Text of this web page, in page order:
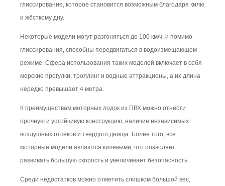
глиссирование, которое становится возможным благодаря килю
и жёсткому дну.
Некоторые модели могут разгоняться до 100 км/ч, и помимо
глиссирования, способны передвигаться в водоизмещающем
режиме. Сфера использования таких моделей включает в себя
морские прогулки, троллинг и водные аттракционы, а их длина
нередко превышает 4 метра.
К преимуществам моторных лодок из ПВХ можно отнести
прочную и устойчивую конструкцию, наличие независимых
воздушных отсеков и твёрдого днища. Более того, все
моторные модели являются килевыми, что позволяет
развивать большую скорость и увеличивает безопасность.
Среди недостатков можно отметить слишком большой вес,